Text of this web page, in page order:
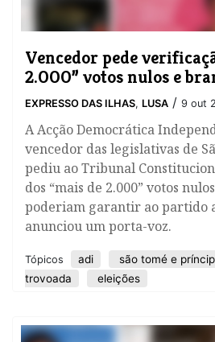
Vencedor pede
2.000” votos nulos e
EXPRESSO DAS ILHAS, LUSA / 9 out
​A Acção Democrática
vencedor das legislativas de
pediu ao Tribunal
dos “mais de 2.000” votos
poderiam garantir ao partido
anunciou um porta-voz.
Tópicos adi são tomé e
trovoada
eleições